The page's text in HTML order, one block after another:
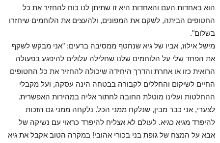
הוא באחדות העם והאחדות היא זו שתיתן לנו כוח להחזיר את כל
החטופים הביתה, לשקם את המפונים, ולהעצים את הלוחמים שיחזרו
בשלום".
מישל אילוז, אביו של גיא שנחטף ממסיבה ברעים: "אני מבקש לשקף
את הפחד שלי על הלוחמים שלנו שחלילה עלולים להיפגע בפעולה
הרואית כזו או אחרת והדרך היחידה שיכולה להחזיר את כל החטופים
החיים לשיקום והחללים לקבורה בבטחה הינה עסקה, ועל מקבלי
ההחלטות ועלינו מוטלת החובה לחתור אליה במהירות האפשרית.
לצערי, אני כבר מבין, שנלקח ממני הכל. נלקחה ממני גם הזכות
להיפרד מגיא כגיא. לעולם לא אצליח להיפרד כראוי עם נשיקה של
אבא על המצח של גופת בני בכורי אהובי! במקרה הטוב אקבל את גיא